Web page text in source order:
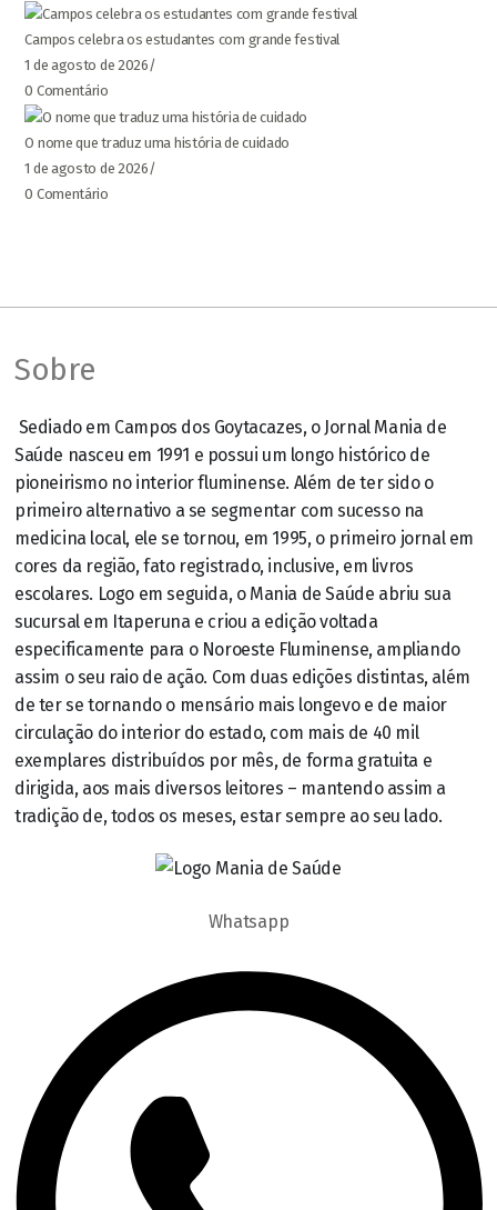
Campos celebra os estudantes com grande festival
1 de agosto de 2026/
0 Comentário
O nome que traduz uma história de cuidado
1 de agosto de 2026/
0 Comentário
Sobre
Sediado em Campos dos Goytacazes, o Jornal Mania de
Saúde nasceu em 1991 e possui um longo histórico de
pioneirismo no interior fluminense. Além de ter sido o
primeiro alternativo a se segmentar com sucesso na
medicina local, ele se tornou, em 1995, o primeiro jornal em
cores da região, fato registrado, inclusive, em livros
escolares. Logo em seguida, o Mania de Saúde abriu sua
sucursal em Itaperuna e criou a edição voltada
especificamente para o Noroeste Fluminense, ampliando
assim o seu raio de ação. Com duas edições distintas, além
de ter se tornando o mensário mais longevo e de maior
circulação do interior do estado, com mais de 40 mil
exemplares distribuídos por mês, de forma gratuita e
dirigida, aos mais diversos leitores – mantendo assim a
tradição de, todos os meses, estar sempre ao seu lado.
Whatsapp